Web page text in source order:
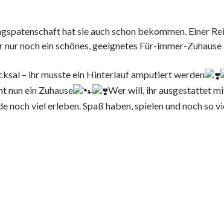
hat sie auch schon bekommen. Einer
noch ein schönes, geeignetes Für-immer-
– ihr musste ein Hinterlauf amputiert werden
nun ein Zuhause
Wer will, ihr ausgestattet
noch viel erleben. Spaß haben, spielen und noch so